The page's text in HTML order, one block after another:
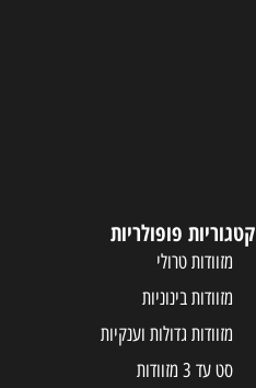
קטגוריות פופולריות
מזוודות טרולי
מזוודות בינוניות
מזוודות גדולות וענקיות
סט עד 3 מזוודות